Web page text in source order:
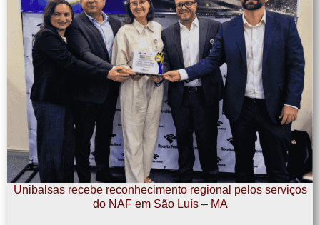
Unibalsas recebe reconhecimento regional pelos serviços
do NAF em São Luís – MA